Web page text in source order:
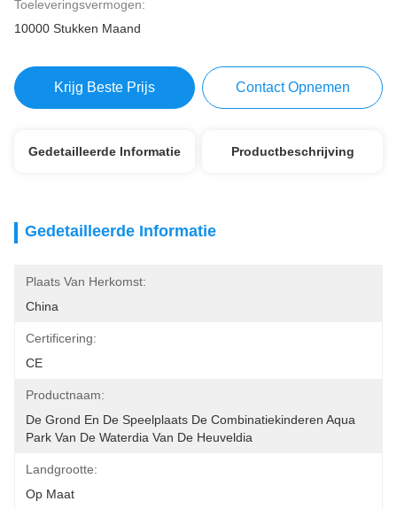
Toeleveringsvermogen:
10000 Stukken Maand
Krijg Beste Prijs Contact Opnemen
Gedetailleerde Informatie Productbeschrijving
Gedetailleerde Informatie
Plaats Van Herkomst:
China
Certificering:
CE
Productnaam:
De Grond En De Speelplaats De Combinatiekinderen Aqua
Park Van De Waterdia Van De Heuveldia
Landgrootte:
Op Maat